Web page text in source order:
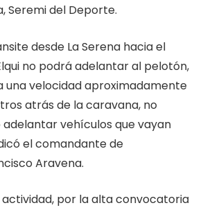
Seremi del Deporte.
desde La Serena hacia el
no podrá adelantar al pelotón,
una velocidad aproximadamente
atrás de la caravana, no
vehículos que vayan
el comandante de
Aravena.
actividad, por la alta convocatoria